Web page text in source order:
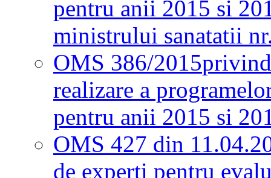
pentru anii 2015 si
ministrului sanatatii
OMS 386/2015
realizare a
pentru anii 2015 si
OMS 427 din
de experţi pentru